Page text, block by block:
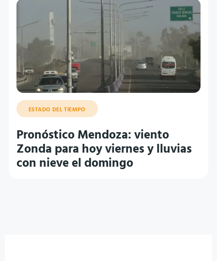
ESTADO DEL TIEMPO
Pronóstico Mendoza: viento
Zonda para hoy viernes y lluvias
con nieve el domingo